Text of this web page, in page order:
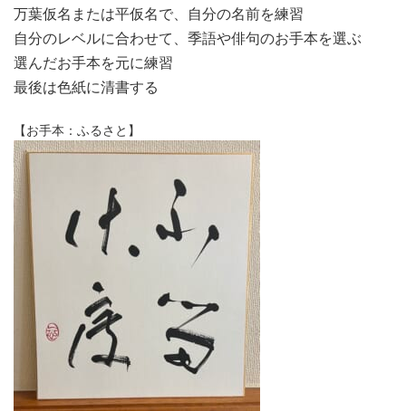
万葉仮名または平仮名で、自分の名前を練習
自分のレベルに合わせて、季語や俳句のお手本を選ぶ
選んだお手本を元に練習
最後は色紙に清書する
【お手本：ふるさと】